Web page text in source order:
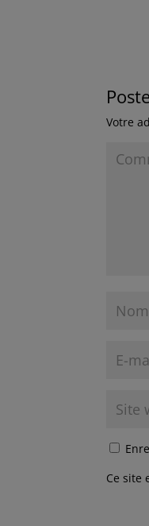
Votre
Ce site